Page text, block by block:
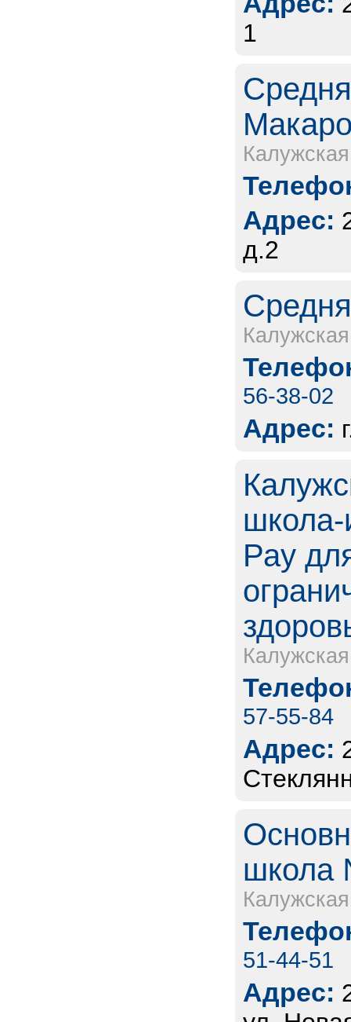
1
Адрес:
д.2
56-38-02
Адрес:
Рау
57-55-84
Адрес:
школа
51-44-51
Адрес: